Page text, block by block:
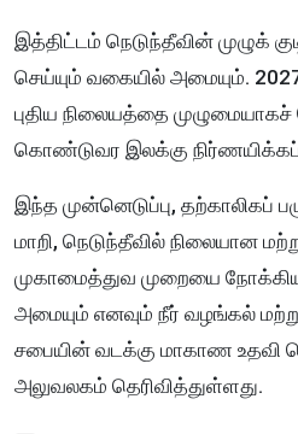
இத்திட்டம் நெடுந்தீவின் முழுக்
செய்யும் வகையில் அமையும்.
புதிய நிலையத்தை
கொண்டுவர இலக்கு
இந்த முன்னெடுப்பு, தற்காலிகப்
மாறி, நெடுந்தீவில் நிலையான
முகாமைத்துவ முறையை
அமையும் எனவும் நீர் வழங்கல்
சபையின் வடக்கு மாகாண உதவி
அலுவலகம் தெரிவித்துள்ளது.